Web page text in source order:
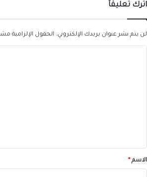
اترك تعليقاً
لن يتم نشر عنوان بريدك الإلكتروني. الحقول الإلزامية
*الاسم*